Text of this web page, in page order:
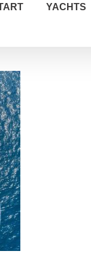
YACHTS